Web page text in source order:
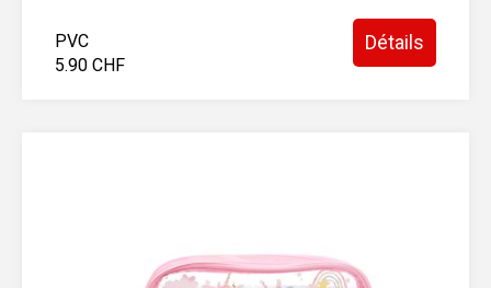
PVC
5.90 CHF
Détails